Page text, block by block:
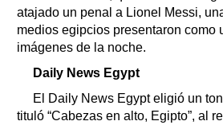
atajado un penal a Lionel Messi,
medios egipcios presentaron como
imágenes de la noche.
Daily News Egypt
El Daily News Egypt eligió un
tituló “Cabezas en alto, Egipto”, al